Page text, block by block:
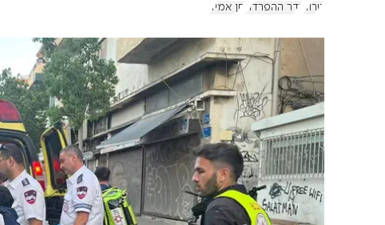
טרור גדר ההפרדה חן אמיר